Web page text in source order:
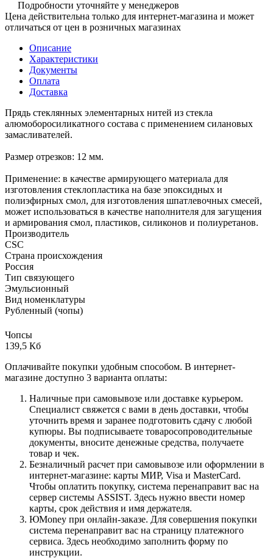
Подробности уточняйте у менеджеров
Цена действительна только для интернет-магазина и может
отличаться от цен в розничных магазинах
Описание
Характеристики
Документы
Оплата
Доставка
Прядь стеклянных элементарных нитей из стекла
алюмоборосиликатного состава с применением силановых
замасливателей.
Размер отрезков: 12 мм.
Применение: в качестве армирующего материала для
изготовления стеклопластика на базе эпоксидных и
полиэфирных смол, для изготовления шпатлевочных смесей,
может использоваться в качестве наполнителя для загущения
и армирования смол, пластиков, силиконов и полиуретанов.
Производитель
CSC
Страна происхождения
Россия
Тип связующего
Эмульсионный
Вид номенклатуры
Рубленный (чопы)
Чопсы
139,5 Кб
Оплачивайте покупки удобным способом. В интернет-
магазине доступно 3 варианта оплаты:
Наличные при самовывозе или доставке курьером.
Специалист свяжется с вами в день доставки, чтобы
уточнить время и заранее подготовить сдачу с любой
купюры. Вы подписываете товаросопроводительные
документы, вносите денежные средства, получаете
товар и чек.
Безналичный расчет при самовывозе или оформлении в
интернет-магазине: карты МИР, Visa и MasterCard.
Чтобы оплатить покупку, система перенаправит вас на
сервер системы ASSIST. Здесь нужно ввести номер
карты, срок действия и имя держателя.
ЮMoney при онлайн-заказе. Для совершения покупки
система перенаправит вас на страницу платежного
сервиса. Здесь необходимо заполнить форму по
инструкции.